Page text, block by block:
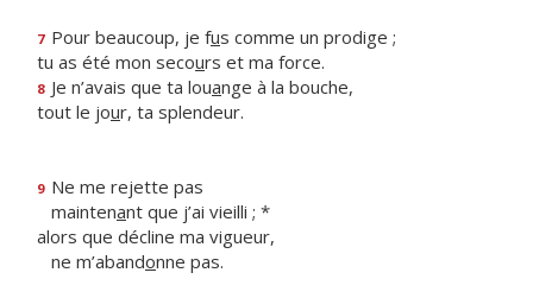
7 Pour beaucoup, je fus comme un prodige ;
tu as été mon secours et ma force.
8 Je n’avais que ta louange à la bouche,
tout le jour, ta splendeur.
9 Ne me rejette pas
maintenant que j’ai vieilli ; *
alors que décline ma vigueur,
ne m’abandonne pas.